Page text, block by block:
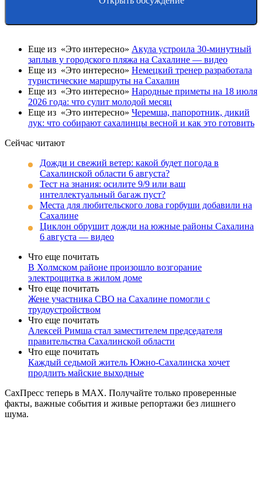
Еще из «Это интересно» Акула устроила 30-минутный
заплыв у городского пляжа на Сахалине — видео
Еще из «Это интересно» Немецкий тренер разработала
туристические маршруты на Сахалин
Еще из «Это интересно» Народные приметы на 18 июля
2026 года: что сулит молодой месяц
Еще из «Это интересно» Черемша, папоротник, дикий
лук: что собирают сахалинцы весной и как это готовить
Сейчас читают
Дожди и свежий ветер: какой будет погода в
Сахалинской области 6 августа?
Тест на знания: осилите 9/9 или ваш
интеллектуальный багаж пуст?
Места для любительского лова горбуши добавили на
Сахалине
Циклон обрушит дожди на южные районы Сахалина
6 августа — видео
Что еще почитать
В Холмском районе произошло возгорание
электрощитка в жилом доме
Что еще почитать
Жене участника СВО на Сахалине помогли с
трудоустройством
Что еще почитать
Алексей Римша стал заместителем председателя
правительства Сахалинской области
Что еще почитать
Каждый седьмой житель Южно-Сахалинска хочет
продлить майские выходные
СахПресс теперь в MAX. Получайте только проверенные
факты, важные события и живые репортажи без лишнего
шума.